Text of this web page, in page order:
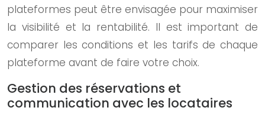
plateformes peut être envisagée pour maximiser
la visibilité et la rentabilité. Il est important de
comparer les conditions et les tarifs de chaque
plateforme avant de faire votre choix.
Gestion des réservations et
communication avec les locataires